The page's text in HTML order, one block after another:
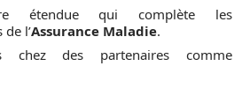
étendue qui complète les
l’Assurance Maladie.
chez des partenaires comme